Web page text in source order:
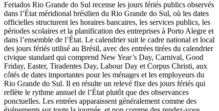
Feriados Rio Grande do Sul recense les jours fériés publics observés
dans l’État méridional brésilien du Rio Grande do Sul, où les dates
officielles structurent les horaires bancaires, les services publics, les
périodes scolaires et la planification des entreprises à Porto Alegre et
dans l’ensemble de l’État. Le calendrier suit le cadre national et local
des jours fériés utilisé au Brésil, avec des entrées tirées du calendrier
civique standard qui comprend New Year’s Day, Carnival, Good
Friday, Easter, Tiradentes Day, Labour Day et Corpus Christi, aux
côtés de dates importantes pour les ménages et les employeurs du
Rio Grande do Sul. Il en résulte un relevé fixe des jours fériés qui
reflète le rythme annuel de l’État plutôt que des observances
ponctuelles. Les entrées apparaissent généralement comme des